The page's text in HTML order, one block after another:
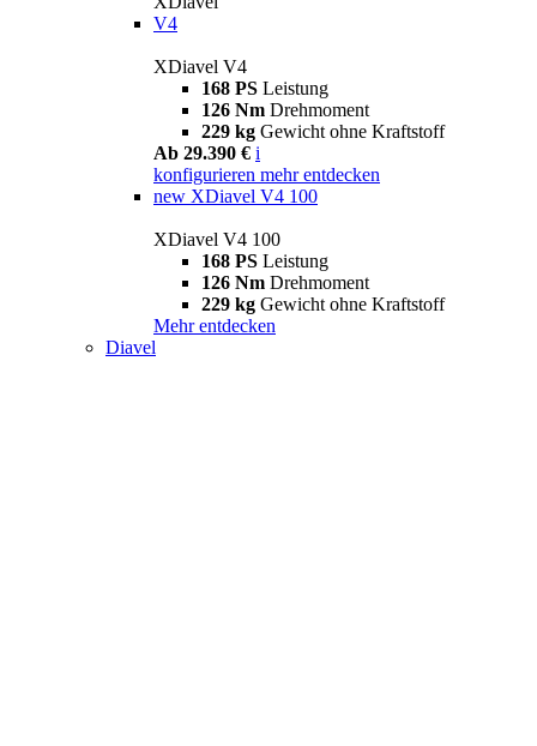
V4
XDiavel V4
168 PS Leistung
126 Nm Drehmoment
229 kg Gewicht ohne Kraftstoff
Ab 29.390 € i
konfigurieren mehr entdecken
new XDiavel V4 100
XDiavel V4 100
168 PS Leistung
126 Nm Drehmoment
229 kg Gewicht ohne Kraftstoff
Mehr entdecken
Diavel